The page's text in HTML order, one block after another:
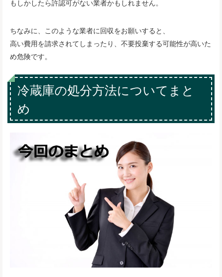
もしかしたら許認可がない業者かもしれません。
ちなみに、このような業者に回収をお願いすると、
高い費用を請求されてしまったり、不要投棄する可能性が高いた
め危険です。
冷蔵庫の処分方法についてまと
め